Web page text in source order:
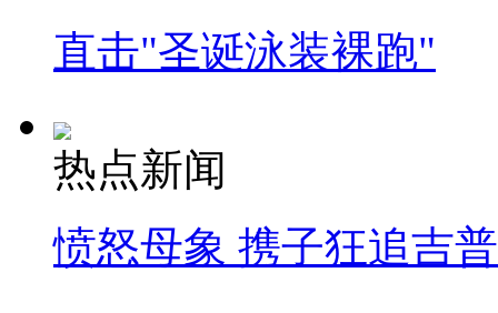
直击"圣诞泳装裸跑"
热点新闻
愤怒母象 携子狂追吉